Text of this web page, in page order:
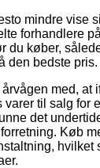
mindre vise
forhandlere
du køber,
den bedste pris.
med, at
varer til salg for
det
Køb
hvilket